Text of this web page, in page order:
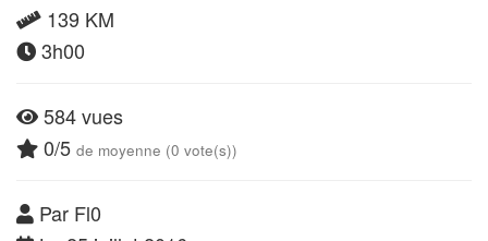
139 KM
3h00
584 vues
0/5 de moyenne (0 vote(s))
Par Fl0